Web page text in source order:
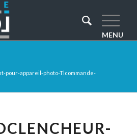
pour-appareil-photo-Tlcommande-